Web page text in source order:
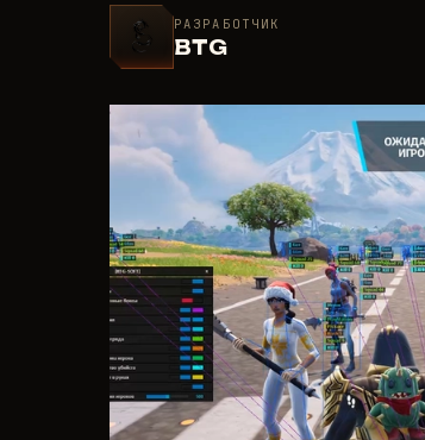
РАЗРАБОТЧИК
BTG